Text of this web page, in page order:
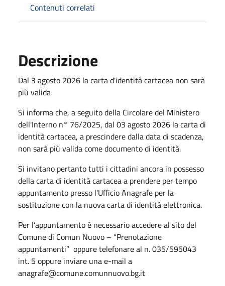
Contenuti correlati
Descrizione
Dal 3 agosto 2026 la carta d'identità cartacea non sarà
più valida
Si informa che, a seguito della Circolare del Ministero
dell'Interno n° 76/2025, dal 03 agosto 2026 la carta di
identità cartacea, a prescindere dalla data di scadenza,
non sarà più valida come documento di identità.
Si invitano pertanto tutti i cittadini ancora in possesso
della carta di identità cartacea a prendere per tempo
appuntamento presso l’Ufficio Anagrafe per la
sostituzione con la nuova carta di identità elettronica.
Per l’appuntamento è necessario accedere al sito del
Comune di Comun Nuovo – “Prenotazione
appuntamenti” oppure telefonare al n. 035/595043
int. 5 oppure inviare una e-mail a
anagrafe@comune.comunnuovo.bg.it